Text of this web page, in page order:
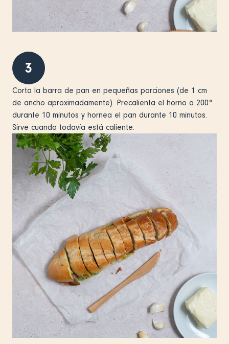
3
Corta la barra de pan en pequeñas porciones (de 1 cm
de ancho aproximadamente). Precalienta el horno a 200°
durante 10 minutos y hornea el pan durante 10 minutos.
Sirve cuando todavía está caliente.